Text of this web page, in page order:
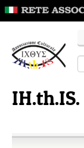
IH.th.IS.
Eventi